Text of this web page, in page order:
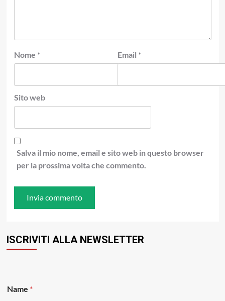
Nome * Email *
Sito web
Salva il mio nome, email e sito web in questo browser
per la prossima volta che commento.
ISCRIVITI ALLA NEWSLETTER
a
Name *